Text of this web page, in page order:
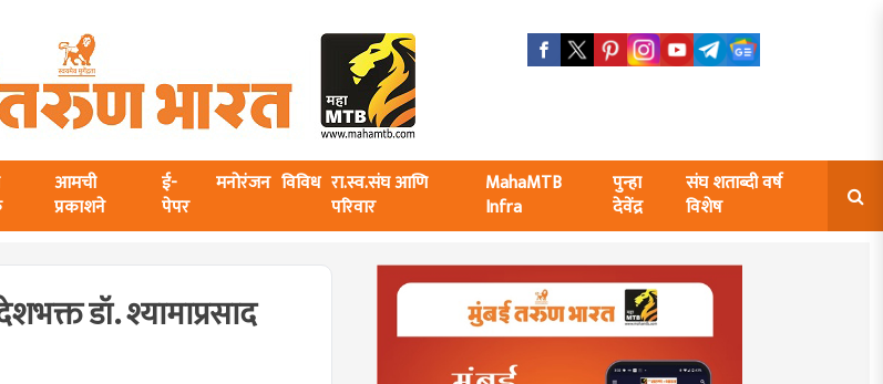
आमची
प्रकाशने
ई-
पेपर
मनोरंजन विविध रा.स्व.संघ आणि
परिवार
MahaMTB
Infra
पुन्हा
देवेंद्र
संघ शताब्दी वर्ष
विशेष
डॉ. श्यामाप्रसाद